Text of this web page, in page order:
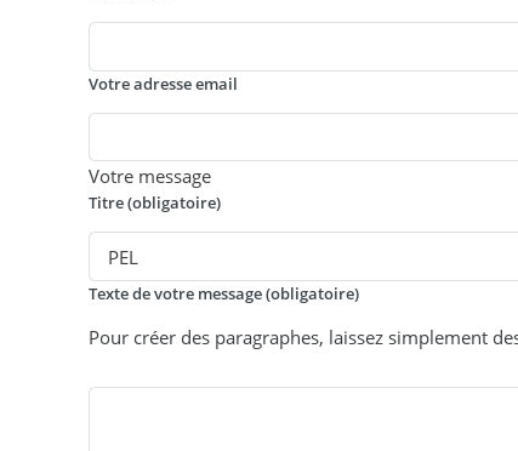
Votre adresse email
Votre message
Titre (obligatoire)
Texte de votre message (obligatoire)
Pour créer des paragraphes, laissez simplement